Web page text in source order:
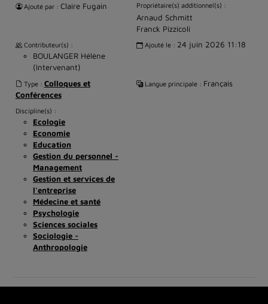
Ajouté par : Claire Fugain Propriétaire(s) additionnel(s) :
Arnaud Schmitt
Franck Pizzicoli
Contributeur(s) :
BOULANGER Hélène
(Intervenant)
Ajouté le : 24 juin 2026 11:18
Type : Colloques et
Conférences
Langue principale : Français
Discipline(s) :
Ecologie
Economie
Education
Gestion du personnel -
Management
Gestion et services de
l'entreprise
Médecine et santé
Psychologie
Sciences sociales
Sociologie -
Anthropologie